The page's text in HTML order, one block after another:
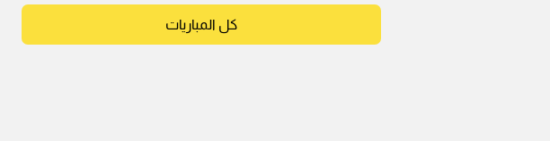
كل المباريات